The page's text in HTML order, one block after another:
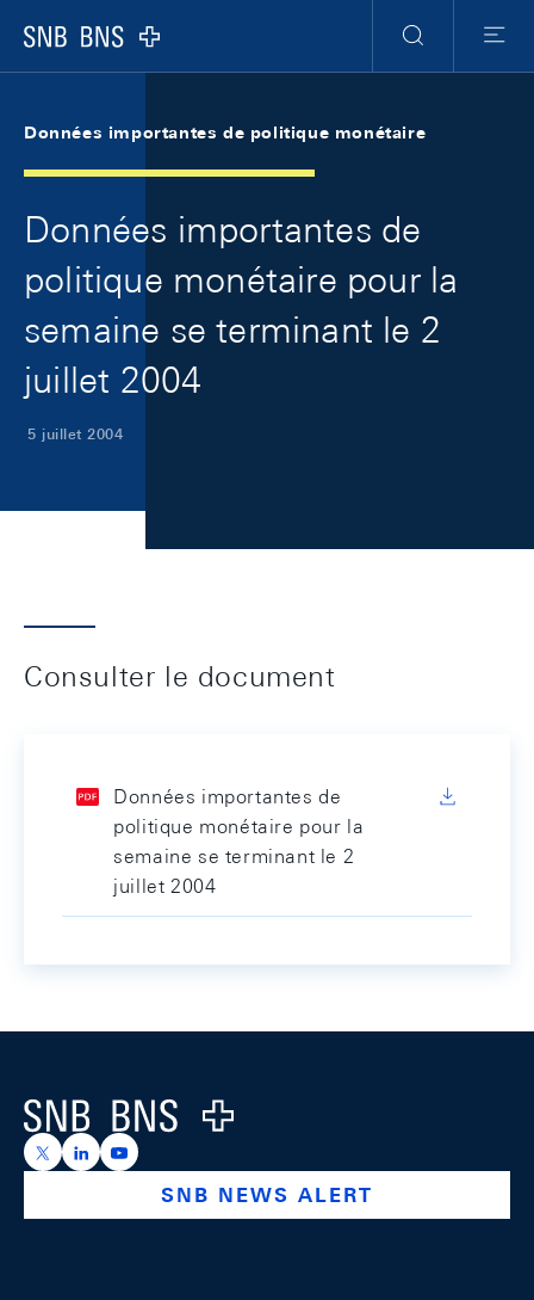
Logo
RechercheMenu
Données importantes de politique monétaire
Données importantes de
politique monétaire pour la
semaine se terminant le 2
juillet 2004
5 juillet 2004
Consulter le document
Données importantes de
politique monétaire pour la
semaine se terminant le 2
juillet 2004
Logo
https://x.com/snb_bns
https://ch.linkedin.com/company/swiss-national-
https://www.youtube.com/@swissnationalbank
SNB NEWS ALERT